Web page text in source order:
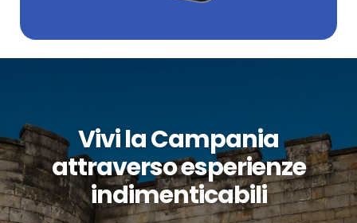
Vivi la Campania
attraverso esperienze
indimenticabili